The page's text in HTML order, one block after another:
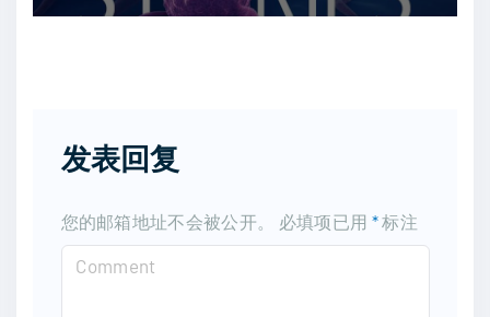
发表回复
您的邮箱地址不会被公开。 必填项已用 *标注